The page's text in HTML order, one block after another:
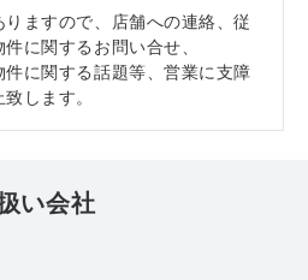
ますので、店舗への連絡、従
に関するお問い合せ、
に関する話題等、営業に支障
します。
い会社